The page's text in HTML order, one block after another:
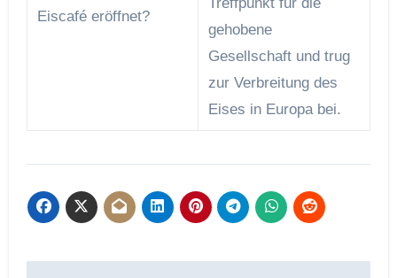
Eiscafé eröffnet?
gehobene
Gesellschaft und trug
zur Verbreitung des
Eises in Europa bei.